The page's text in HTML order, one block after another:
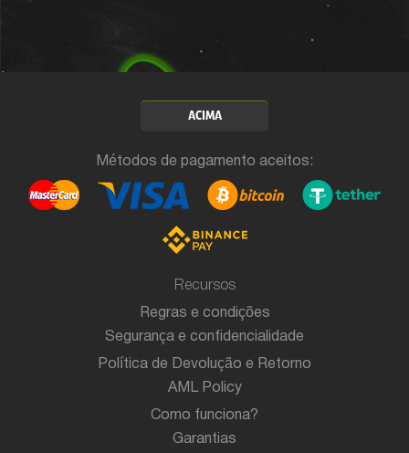
Métodos de pagamento aceitos:
ACIMA
Recursos
Regras e condições
Segurança e confidencialidade
Política de Devolução e Retorno
AML Policy
Como funciona?
Garantias